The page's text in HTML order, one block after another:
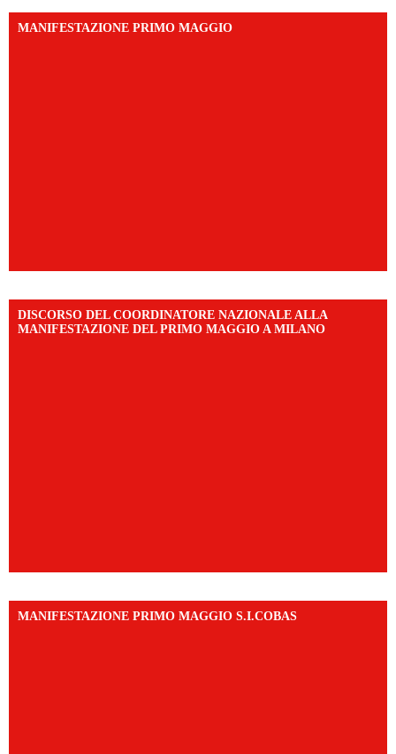
MANIFESTAZIONE PRIMO MAGGIO
DISCORSO DEL COORDINATORE NAZIONALE ALLA
MANIFESTAZIONE DEL PRIMO MAGGIO A MILANO
MANIFESTAZIONE PRIMO MAGGIO S.I.COBAS